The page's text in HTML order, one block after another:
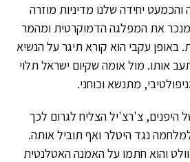
יחידה שלנו מדיניות מוזרה
מנכר את המפלגה הדמוקרטית ומהמר
באופן עקבי הוא קורא תיגר על הנשיא
אותו. מול אומה שקיום ישראל תלוי
מתנשא וכוחני.
היפנים, צ'רצ'יל הצליח לגרום לכך
נגד היטלר ואף תוביל אותה.
והוא חתמו על האמנה האטלנטית